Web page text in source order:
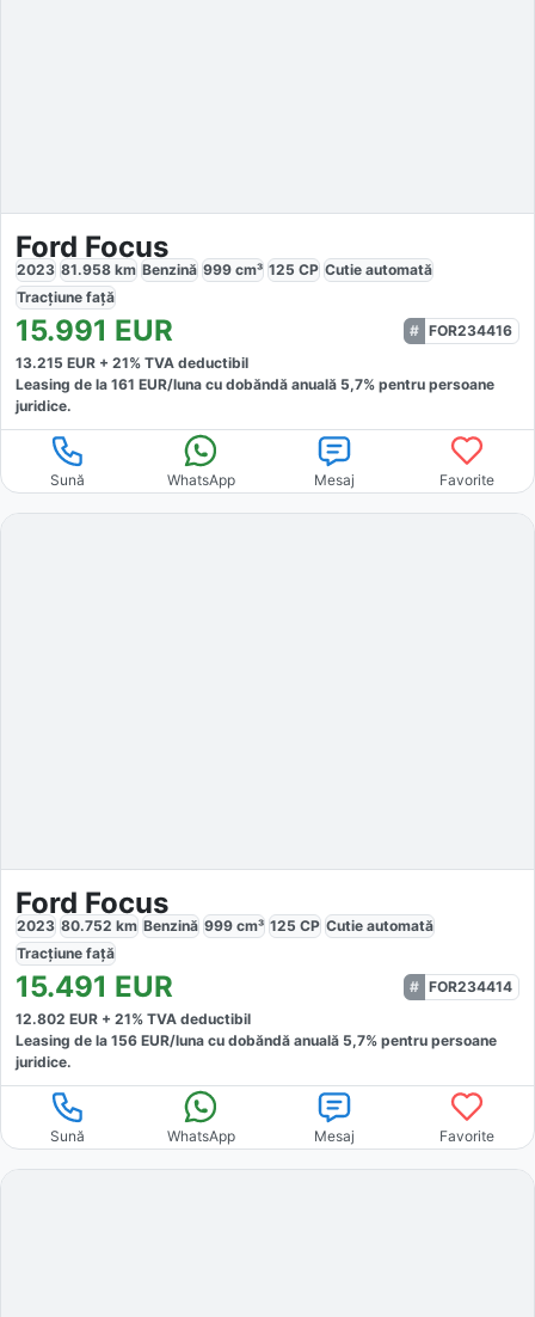
Ford Focus
2023 81.958 km Benzină 999 cm³ 125 CP Cutie automată
Tracțiune față
15.991 EUR
FOR234416
13.215 EUR + 21% TVA deductibil
Leasing de la 161 EUR/luna cu dobăndă anuală 5,7% pentru persoane
juridice.
Sună WhatsApp Mesaj Favorite
Ford Focus
2023 80.752 km Benzină 999 cm³ 125 CP Cutie automată
Tracțiune față
15.491 EUR
FOR234414
12.802 EUR + 21% TVA deductibil
Leasing de la 156 EUR/luna cu dobăndă anuală 5,7% pentru persoane
juridice.
Sună WhatsApp Mesaj Favorite